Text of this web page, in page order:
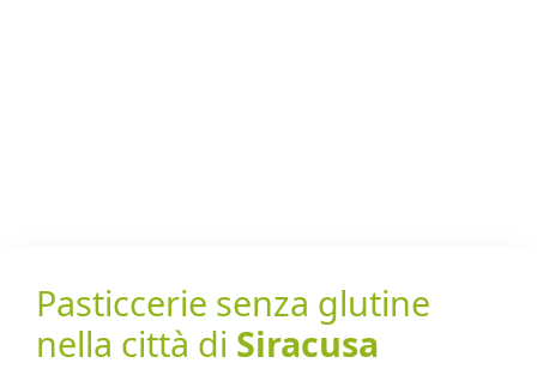
Pasticcerie senza glutine
nella città di Siracusa